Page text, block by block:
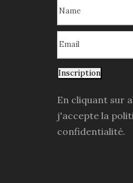
Inscription
En cliquant sur
j'accepte la
confidentialité.